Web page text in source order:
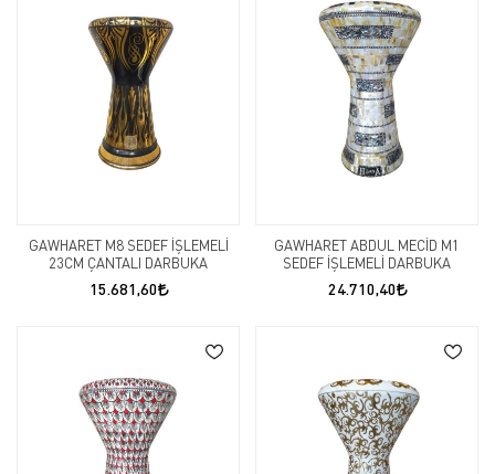
GAWHARET M8 SEDEF İŞLEMELİ
23CM ÇANTALI DARBUKA
15.681,60
GAWHARET ABDUL MECİD M1
SEDEF İŞLEMELİ DARBUKA
24.710,40